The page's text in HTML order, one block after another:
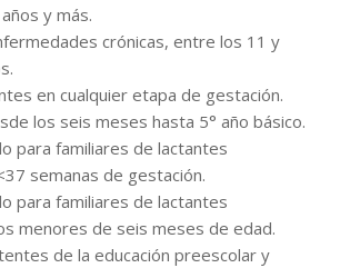
y más.
crónicas, entre los 11 y
en cualquier etapa de gestación.
los seis meses hasta 5° año básico.
para familiares de lactantes
semanas de gestación.
para familiares de lactantes
menores de seis meses de edad.
de la educación preescolar y